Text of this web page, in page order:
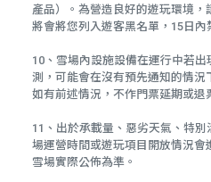
產品）。為營造良好的遊玩環境
將會將您列入遊客黑名單，15日內
10、雪場內設施設備在運行中若
測，可能會在沒有預先通知的情況
如有前述情況，不作門票延期或退
11、出於承載量、惡劣天氣、特
場運營時間或遊玩項目開放情況會
雪場實際公佈為準。